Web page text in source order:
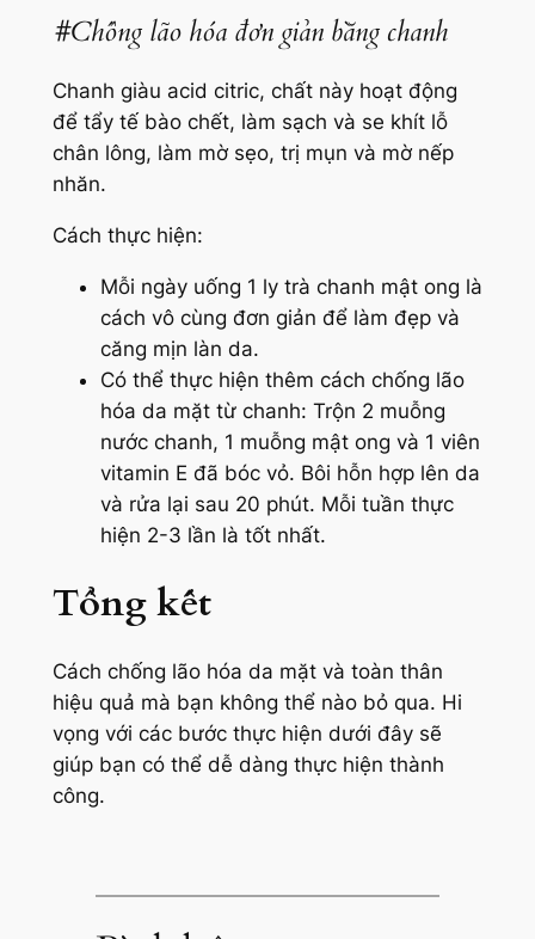
#Chống lão hóa đơn giản bằng chanh
Chanh giàu acid citric, chất này hoạt động
để tẩy tế bào chết, làm sạch và se khít lỗ
chân lông, làm mờ sẹo, trị mụn và mờ nếp
nhăn.
Cách thực hiện:
Mỗi ngày uống 1 ly trà chanh mật ong là
cách vô cùng đơn giản để làm đẹp và
căng mịn làn da.
Có thể thực hiện thêm cách chống lão
hóa da mặt từ chanh: Trộn 2 muỗng
nước chanh, 1 muỗng mật ong và 1 viên
vitamin E đã bóc vỏ. Bôi hỗn hợp lên da
và rửa lại sau 20 phút. Mỗi tuần thực
hiện 2-3 lần là tốt nhất.
Tổng kết
Cách chống lão hóa da mặt và toàn thân
hiệu quả mà bạn không thể nào bỏ qua. Hi
vọng với các bước thực hiện dưới đây sẽ
giúp bạn có thể dễ dàng thực hiện thành
công.